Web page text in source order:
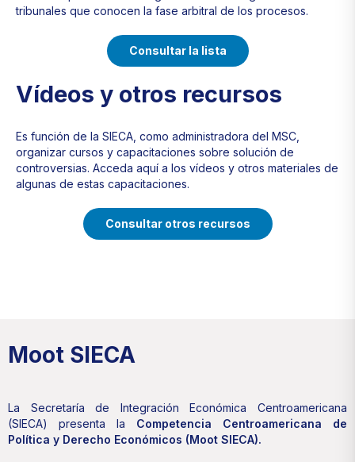
tribunales que conocen la fase arbitral de los procesos.
Consultar la lista
Vídeos y otros recursos
Es función de la SIECA, como administradora del MSC,
organizar cursos y capacitaciones sobre solución de
controversias. Acceda aquí a los vídeos y otros materiales de
algunas de estas capacitaciones.
Consultar otros recursos
Moot SIECA
La Secretaría de Integración Económica Centroamericana
(SIECA) presenta la Competencia Centroamericana de
Política y Derecho Económicos (Moot SIECA).